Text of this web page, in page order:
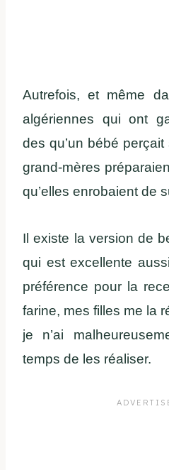
Autrefois, et même
algériennes qui ont
des qu’un bébé
grand-mères
qu’elles enrobaient de
Il existe la version de
qui est excellente
préférence pour la
farine, mes filles me la
je n’ai
temps de les réaliser.